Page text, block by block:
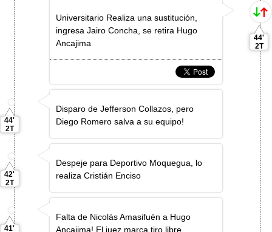
Universitario Realiza una sustitución,
ingresa Jairo Concha, se retira Hugo
Ancajima
44'
2T
44'
2T
Disparo de Jefferson Collazos, pero
Diego Romero salva a su equipo!
42'
2T
Despeje para Deportivo Moquegua, lo
realiza Cristián Enciso
41'
Falta de Nicolás Amasifuén a Hugo
Ancajima! El juez marca tiro libre